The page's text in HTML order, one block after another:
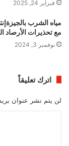
فبراير 24, 2025
مياه الشرب
مع تحذيرات الأرصاد
نوفمبر 3, 2024
اترك تعليقاً
لن يتم نشر عنوان